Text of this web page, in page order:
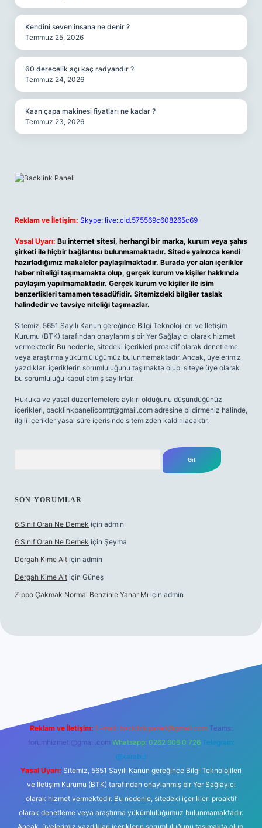
Kendini seven insana ne denir ?
Temmuz 25, 2026
60 derecelik açı kaç radyandır ?
Temmuz 24, 2026
Kaan çapa makinesi fiyatları ne kadar ?
Temmuz 23, 2026
Reklam ve İletişim: Skype: live:.cid.575569c608265c69
Yasal Uyarı: Bu internet sitesi, herhangi bir marka, kurum veya şahıs
şirketi ile hiçbir bağlantısı bulunmamaktadır. Sitede yalnızca kendi
hazırladığımız makaleler paylaşılmaktadır. Burada yer alan içerikler
haber niteliği taşımamakta olup, gerçek kurum ve kişiler hakkında
paylaşım yapılmamaktadır. Gerçek kurum ve kişiler ile isim
benzerlikleri tamamen tesadüfidir. Sitemizdeki bilgiler taslak
halindedir ve tavsiye niteliği taşımazlar.
Sitemiz, 5651 Sayılı Kanun gereğince Bilgi Teknolojileri ve İletişim
Kurumu (BTK) tarafından onaylanmış bir Yer Sağlayıcı olarak hizmet
vermektedir. Bu nedenle, sitedeki içerikleri proaktif olarak denetleme
veya araştırma yükümlülüğümüz bulunmamaktadır. Ancak, üyelerimiz
yazdıkları içeriklerin sorumluluğunu taşımakta olup, siteye üye olarak
bu sorumluluğu kabul etmiş sayılırlar.
Hukuka ve yasal düzenlemelere aykırı olduğunu düşündüğünüz
içerikleri, backlinkpanelicomtr@gmail.com adresine bildirmeniz halinde,
ilgili içerikler yasal süre içerisinde sitemizden kaldırılacaktır.
SON YORUMLAR
6 Sınıf Oran Ne Demek için admin
6 Sınıf Oran Ne Demek için Şeyma
Dergah Kime Ait için admin
Dergah Kime Ait için Güneş
Zippo Çakmak Normal Benzinle Yanar Mı için admin
Reklam ve İletişim: E-mail: backlinkpaneli@gmail.com Teams:
forumhizmeti@gmail.com Whatsapp: 0262 606 0 726 Telegram:
@karabul
Yasal Uyarı: Sitemiz, 5651 Sayılı Kanun gereğince Bilgi Teknolojileri
ve İletişim Kurumu (BTK) tarafından onaylanmış bir Yer Sağlayıcı
olarak hizmet vermektedir. Bu nedenle, sitedeki içerikleri proaktif
olarak denetleme veya araştırma yükümlülüğümüz bulunmamaktadır.